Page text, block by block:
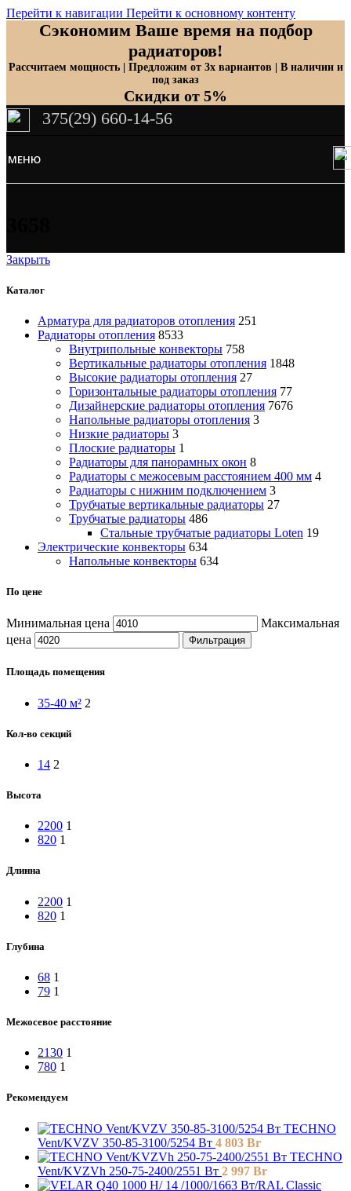
Перейти к навигации Перейти к основному контенту
Сэкономим Ваше время на подбор
радиаторов!
Рассчитаем мощность | Предложим от 3х вариантов | В наличии и
под заказ
Скидки от 5%
375(29) 660-14-56
МЕНЮ
Закрыть
Каталог
Арматура для радиаторов отопления 251
Радиаторы отопления 8533
Внутрипольные конвекторы 758
Вертикальные радиаторы отопления 1848
Высокие радиаторы отопления 27
Горизонтальные радиаторы отопления 77
Дизайнерские радиаторы отопления 7676
Напольные радиаторы отопления 3
Низкие радиаторы 3
Плоские радиаторы 1
Радиаторы для панорамных окон 8
Радиаторы с межосевым расстоянием 400 мм 4
Радиаторы с нижним подключением 3
Трубчатые вертикальные радиаторы 27
Трубчатые радиаторы 486
Cтальные трубчатые радиаторы Loten 19
Электрические конвекторы 634
Напольные конвекторы 634
По цене
Минимальная цена
Максимальная
цена
Фильтрация
Площадь помещения
35-40 м² 2
Кол-во секций
14 2
Высота
2200 1
820 1
Длинна
2200 1
820 1
Глубина
68 1
79 1
Межосевое расстояние
2130 1
780 1
Рекомендуем
TECHNO
Vent/KVZV 350-85-3100/5254 Вт 4 803 Br
TECHNO
Vent/KVZVh 250-75-2400/2551 Вт 2 997 Br